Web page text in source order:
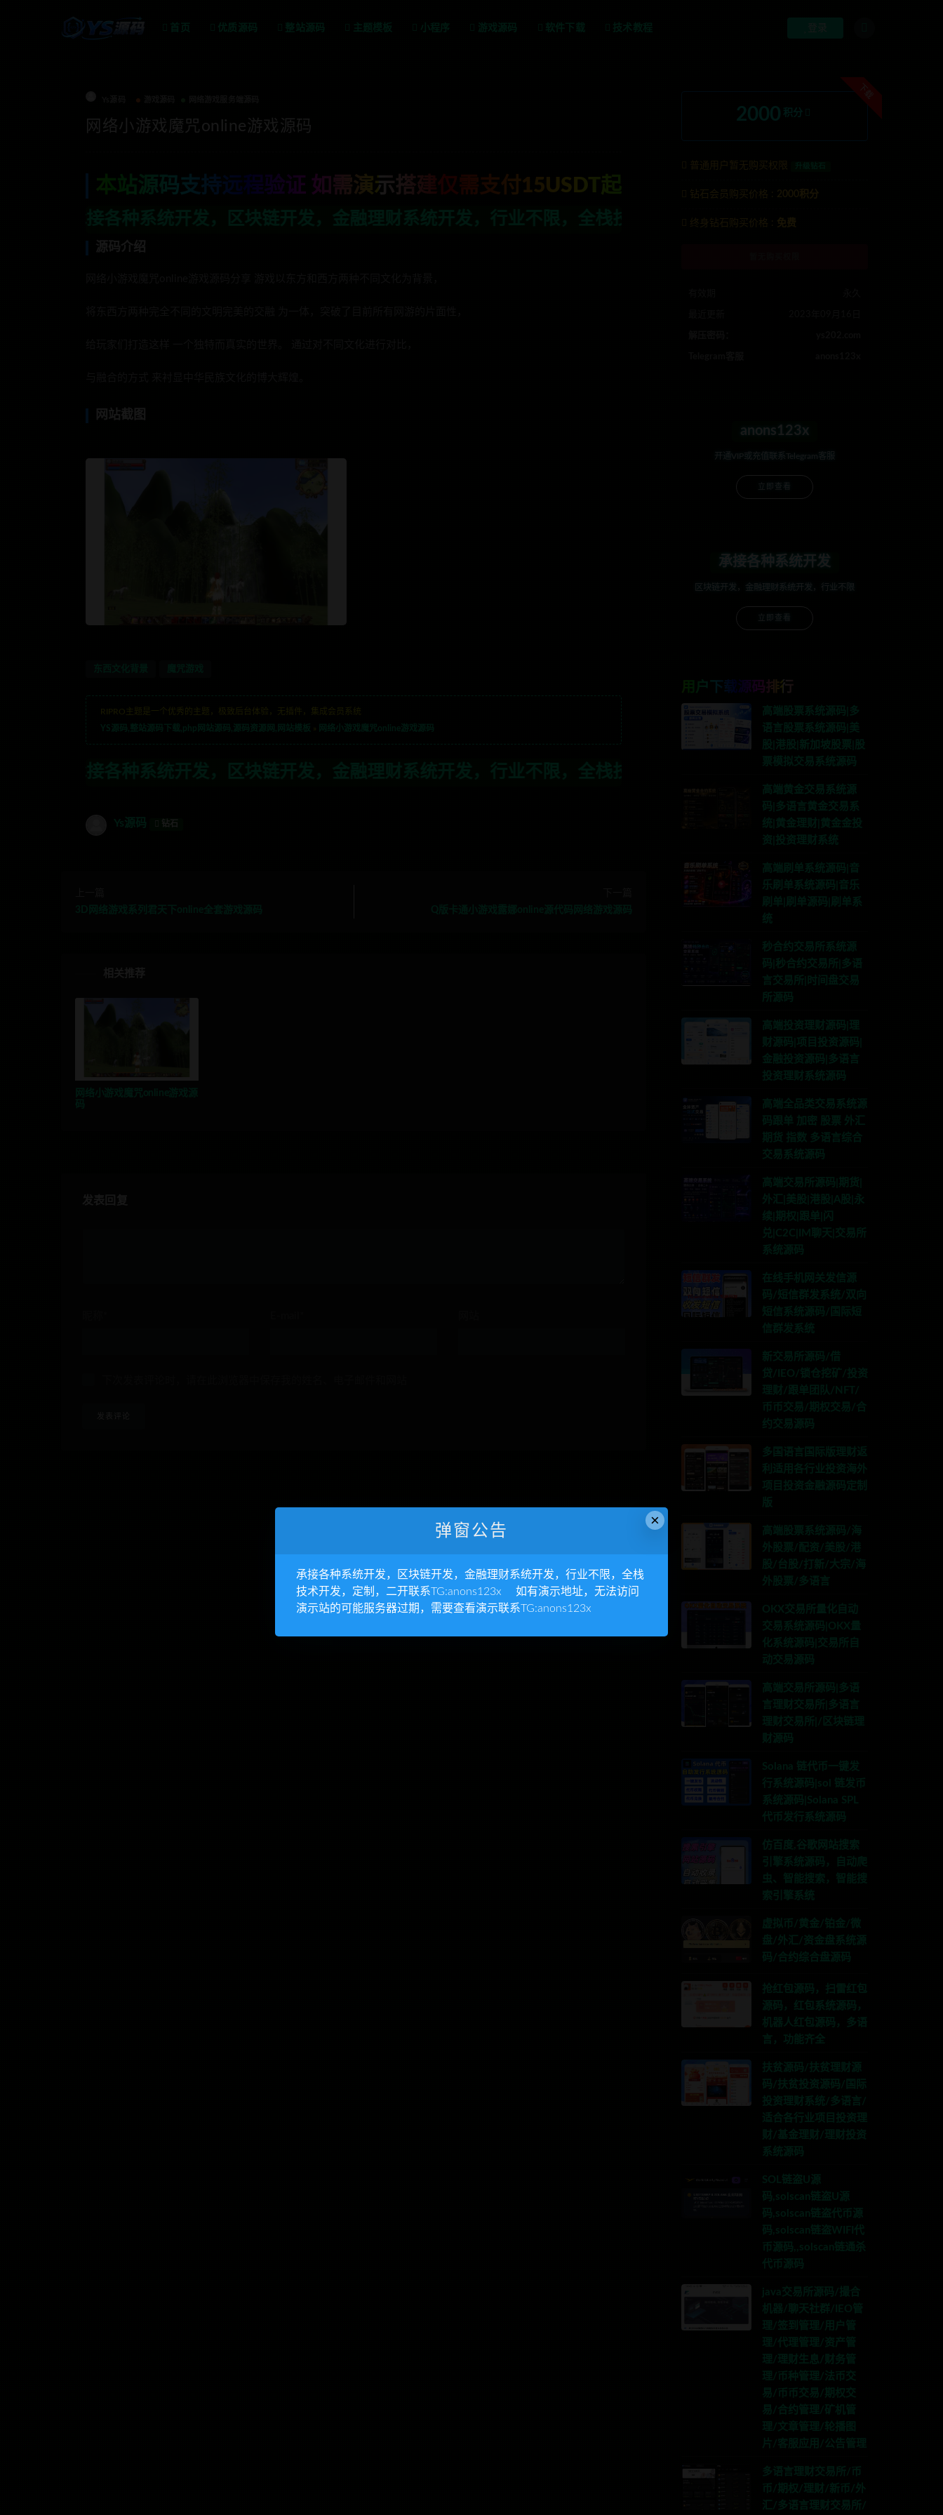
首页 优质源码 整站源码 主题模板 小程序 游戏源码 软件下载 技术教程 登录
网络小游戏魔咒online游戏源码
本站源码支持远程验证 如需演示搭建仅需支付15USDT起
系统开发，区块链开发，金融理财系统开发，行业不限，全栈技术开发，定制，二开联系TG:anons123x
RIPRO主题是一个优秀的主题，极致后台体验，无插件，集成会员系统
YS源码,整站源码下载,php网站源码,源码资源网,网站模板
网络小游戏魔咒online游戏源码
系统开发，区块链开发，金融理财系统开发，行业不限，全栈技术开发，定制，二开联系TG:anons123x
Ys源码 钻石
下载
2000 积分
普通用户暂无购买权限
钻石会员购买价格 : 2000积分
终身钻石购买价格 : 免费
anons123x
开通VIP或充值联系Telegram客服
立即查看
承接各种系统开发
区块链开发，金融理财系统开发，行业不限
立即查看
用户下载源码排行
高端股票系统源码|多
语言股票系统源码|美
股|港股|新加坡股票|股
票模拟交易系统源码
高端黄金交易系统源
码|多语言黄金交易系
统|黄金理财|黄金金投
资|投资理财系统
高端刷单系统源码|音
乐刷单系统源码|音乐
刷单|刷单源码|刷单系
统
秒合约交易所系统源
码|秒合约交易所|多语
言交易所|时间盘交易
所源码
高端投资理财源码|理
财源码|项目投资源码|
金融投资源码|多语言
投资理财系统源码
高端全品类交易系统源
码跟单 加密 股票 外汇
期货 指数 多语言综合
交易系统源码
高端交易所源码|期货|
外汇|美股|港股|A股|永
续|期权|跟单|闪
兑|C2C|IM聊天|交易所
系统源码
在线手机网关发信源
码/短信群发系统/双向
短信系统源码/国际短
信群发系统
新交易所源码/借
贷/IEO/锁仓挖矿/投资
理财/跟单团队/NFT/
币币交易/期权交易/合
约交易源码
多国语言国际版理财返
利适用各行业投资海外
项目投资金融源码定制
版
高端股票系统源码/海
外股票/配资/美股/港
股/台股/打新/大宗/海
外股票/多语言
OKX交易所量化自动
交易系统源码|OKX量
化系统源码|交易所自
动交易源码
高端交易所源码|多语
言理财交易所|多语言
理财交易所|/区块链理
财源码
Solana 链代币一键发
行系统源码|sol 链发币
系统源码|Solana SPL
代币发行系统源码
仿百度,谷歌网站搜索
引擎系统源码，自动爬
虫、智能搜索，智能搜
索引擎系统
虚拟币/黄金/铂金/微
盘/外汇/资金盘系统源
码/合约综合盘源码
抢红包源码，扫雷红包
源码，红包系统源码，
机器人红包源码，多语
言，功能齐全
扶贫源码/扶贫理财源
码/扶贫投资源码/国际
投资理财系统/多语言/
适合各行业项目投资理
财/基金理财/理财投资
系统源码
SOL链盗U源
码,solscan链盗U源
码,solscan链盗代币源
码,solscan链盗WIFI代
币源码,,solscan链通杀
代币源码
java交易所源码/撮合
机器/聊天社群/IEO管
理/签到管理/用户管
理/代理管理/资产管
理/理财生息/财务管
理/币种管理/法币交
易/币币交易/期权交
易/合约管理/矿机管
理/文章管理/轮播图
片/客服应用/公告管理
多语言理财交易所/币
币/期权/理财/新币/外
汇/多语言理财交易所/
×
弹窗公告
承接各种系统开发，区块链开发，金融理财系统开发，行业不限，全栈
技术开发，定制，二开联系TG:anons123x 如有演示地址，无法访问
演示站的可能服务器过期，需要查看演示联系TG:anons123x